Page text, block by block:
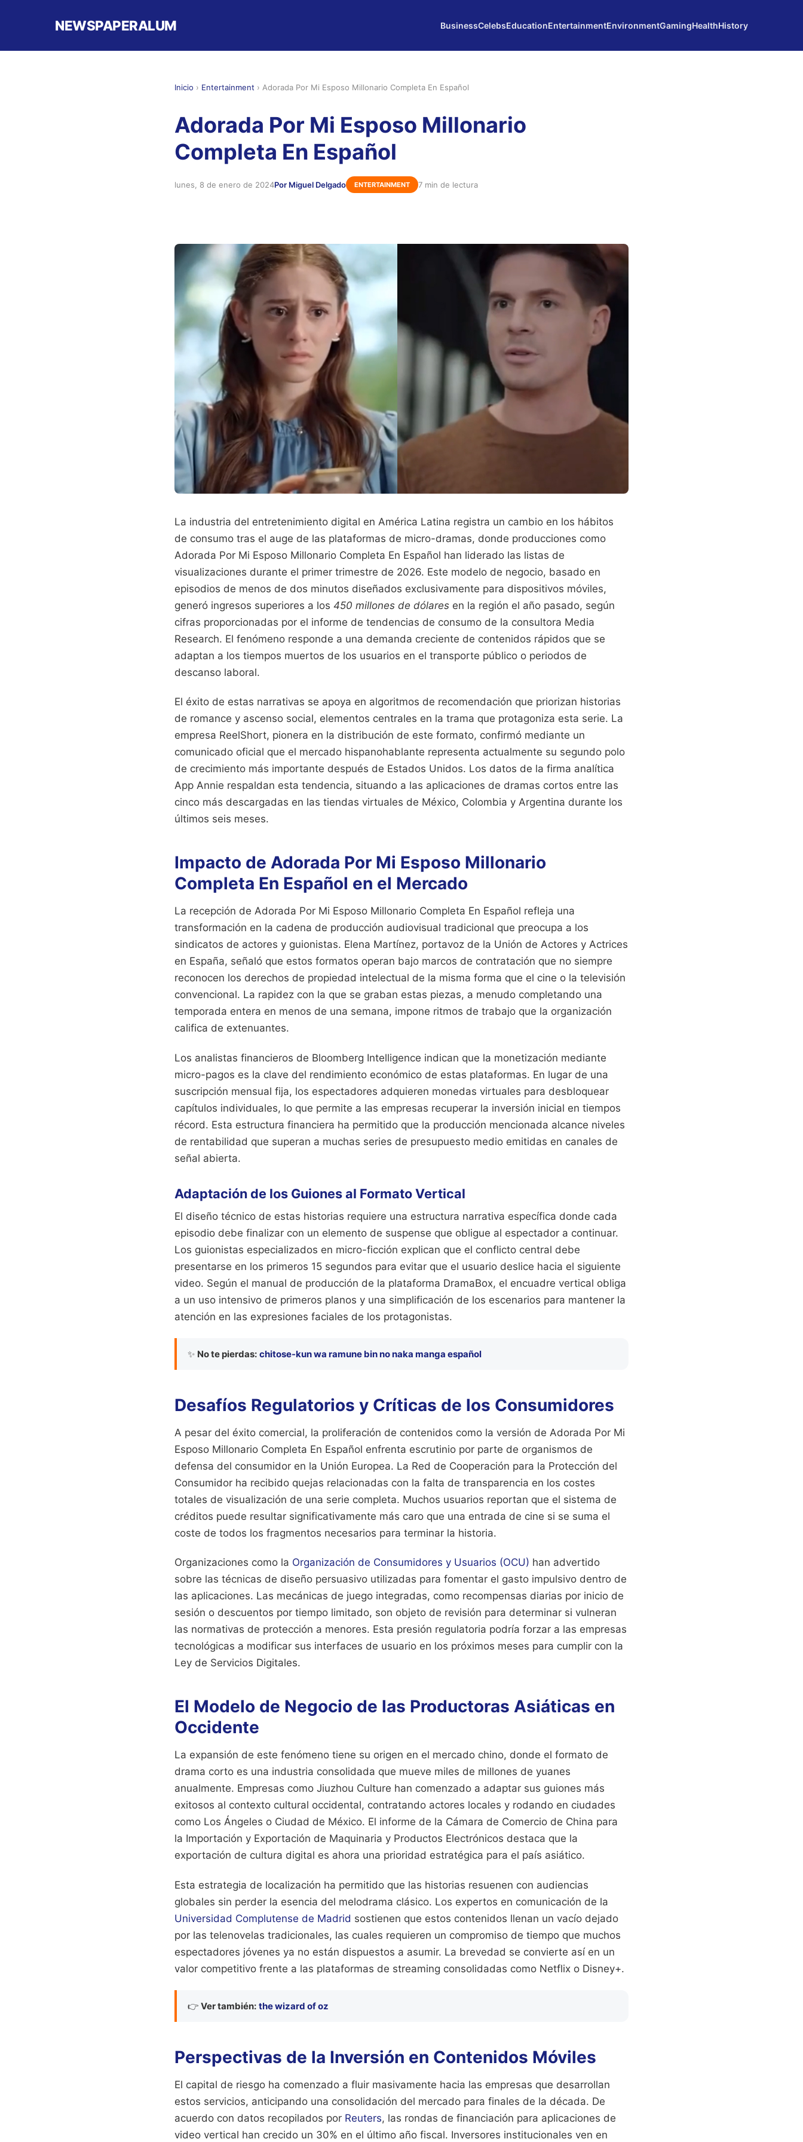
NEWSPAPERALUM BusinessCelebsEducationEntertainmentEnvironmentGamingHealthHistory
Inicio › Entertainment › Adorada Por Mi Esposo Millonario Completa En Español
Adorada Por Mi Esposo Millonario
Completa En Español
lunes, 8 de enero de 2024Por Miguel Delgado ENTERTAINMENT 7 min de lectura
La industria del entretenimiento digital en América Latina registra un cambio en los hábitos
de consumo tras el auge de las plataformas de micro-dramas, donde producciones como
Adorada Por Mi Esposo Millonario Completa En Español han liderado las listas de
visualizaciones durante el primer trimestre de 2026. Este modelo de negocio, basado en
episodios de menos de dos minutos diseñados exclusivamente para dispositivos móviles,
generó ingresos superiores a los 450 millones de dólares en la región el año pasado, según
cifras proporcionadas por el informe de tendencias de consumo de la consultora Media
Research. El fenómeno responde a una demanda creciente de contenidos rápidos que se
adaptan a los tiempos muertos de los usuarios en el transporte público o periodos de
descanso laboral.
El éxito de estas narrativas se apoya en algoritmos de recomendación que priorizan historias
de romance y ascenso social, elementos centrales en la trama que protagoniza esta serie. La
empresa ReelShort, pionera en la distribución de este formato, confirmó mediante un
comunicado oficial que el mercado hispanohablante representa actualmente su segundo polo
de crecimiento más importante después de Estados Unidos. Los datos de la firma analítica
App Annie respaldan esta tendencia, situando a las aplicaciones de dramas cortos entre las
cinco más descargadas en las tiendas virtuales de México, Colombia y Argentina durante los
últimos seis meses.
Impacto de Adorada Por Mi Esposo Millonario
Completa En Español en el Mercado
La recepción de Adorada Por Mi Esposo Millonario Completa En Español refleja una
transformación en la cadena de producción audiovisual tradicional que preocupa a los
sindicatos de actores y guionistas. Elena Martínez, portavoz de la Unión de Actores y Actrices
en España, señaló que estos formatos operan bajo marcos de contratación que no siempre
reconocen los derechos de propiedad intelectual de la misma forma que el cine o la televisión
convencional. La rapidez con la que se graban estas piezas, a menudo completando una
temporada entera en menos de una semana, impone ritmos de trabajo que la organización
califica de extenuantes.
Los analistas financieros de Bloomberg Intelligence indican que la monetización mediante
micro-pagos es la clave del rendimiento económico de estas plataformas. En lugar de una
suscripción mensual fija, los espectadores adquieren monedas virtuales para desbloquear
capítulos individuales, lo que permite a las empresas recuperar la inversión inicial en tiempos
récord. Esta estructura financiera ha permitido que la producción mencionada alcance niveles
de rentabilidad que superan a muchas series de presupuesto medio emitidas en canales de
señal abierta.
Adaptación de los Guiones al Formato Vertical
El diseño técnico de estas historias requiere una estructura narrativa específica donde cada
episodio debe finalizar con un elemento de suspense que obligue al espectador a continuar.
Los guionistas especializados en micro-ficción explican que el conflicto central debe
presentarse en los primeros 15 segundos para evitar que el usuario deslice hacia el siguiente
video. Según el manual de producción de la plataforma DramaBox, el encuadre vertical obliga
a un uso intensivo de primeros planos y una simplificación de los escenarios para mantener la
atención en las expresiones faciales de los protagonistas.
✨ No te pierdas: chitose-kun wa ramune bin no naka manga español
Desafíos Regulatorios y Críticas de los Consumidores
A pesar del éxito comercial, la proliferación de contenidos como la versión de Adorada Por Mi
Esposo Millonario Completa En Español enfrenta escrutinio por parte de organismos de
defensa del consumidor en la Unión Europea. La Red de Cooperación para la Protección del
Consumidor ha recibido quejas relacionadas con la falta de transparencia en los costes
totales de visualización de una serie completa. Muchos usuarios reportan que el sistema de
créditos puede resultar significativamente más caro que una entrada de cine si se suma el
coste de todos los fragmentos necesarios para terminar la historia.
Organizaciones como la Organización de Consumidores y Usuarios (OCU) han advertido
sobre las técnicas de diseño persuasivo utilizadas para fomentar el gasto impulsivo dentro de
las aplicaciones. Las mecánicas de juego integradas, como recompensas diarias por inicio de
sesión o descuentos por tiempo limitado, son objeto de revisión para determinar si vulneran
las normativas de protección a menores. Esta presión regulatoria podría forzar a las empresas
tecnológicas a modificar sus interfaces de usuario en los próximos meses para cumplir con la
Ley de Servicios Digitales.
El Modelo de Negocio de las Productoras Asiáticas en
Occidente
La expansión de este fenómeno tiene su origen en el mercado chino, donde el formato de
drama corto es una industria consolidada que mueve miles de millones de yuanes
anualmente. Empresas como Jiuzhou Culture han comenzado a adaptar sus guiones más
exitosos al contexto cultural occidental, contratando actores locales y rodando en ciudades
como Los Ángeles o Ciudad de México. El informe de la Cámara de Comercio de China para
la Importación y Exportación de Maquinaria y Productos Electrónicos destaca que la
exportación de cultura digital es ahora una prioridad estratégica para el país asiático.
Esta estrategia de localización ha permitido que las historias resuenen con audiencias
globales sin perder la esencia del melodrama clásico. Los expertos en comunicación de la
Universidad Complutense de Madrid sostienen que estos contenidos llenan un vacío dejado
por las telenovelas tradicionales, las cuales requieren un compromiso de tiempo que muchos
espectadores jóvenes ya no están dispuestos a asumir. La brevedad se convierte así en un
valor competitivo frente a las plataformas de streaming consolidadas como Netflix o Disney+.
👉 Ver también: the wizard of oz
Perspectivas de la Inversión en Contenidos Móviles
El capital de riesgo ha comenzado a fluir masivamente hacia las empresas que desarrollan
estos servicios, anticipando una consolidación del mercado para finales de la década. De
acuerdo con datos recopilados por Reuters, las rondas de financiación para aplicaciones de
video vertical han crecido un 30% en el último año fiscal. Inversores institucionales ven en